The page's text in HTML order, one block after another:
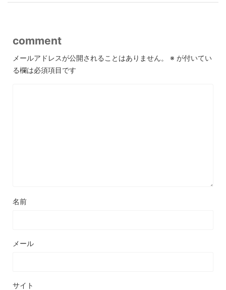
comment
メールアドレスが公開されることはありません。 ※ が付いてい
る欄は必須項目です
名前
メール
サイト